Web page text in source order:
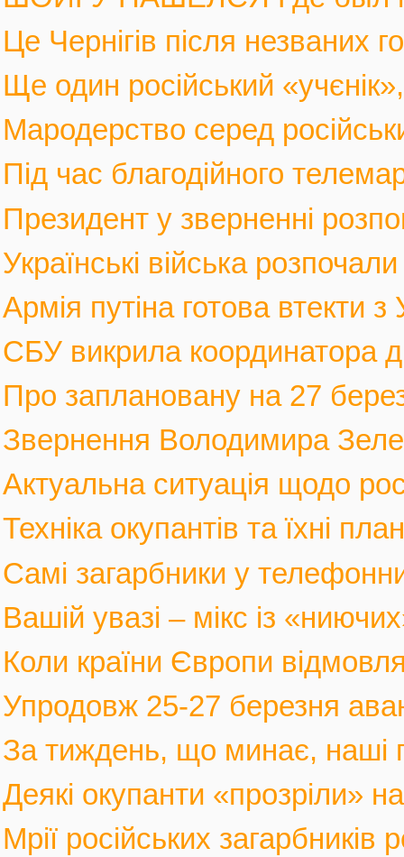
Це Чернігів після незваних
Ще один російський
Мародерство серед
Під час благодійного
Президент у зверненні
Українські війська
Армія путіна готова втекти
СБУ викрила координатора
Про заплановану на 27
Звернення Володимира
Актуальна ситуація щодо
Техніка окупантів та їхні
Самі загарбники у
Вашій увазі – мікс із
Коли країни Європи
Упродовж 25-27 березня
За тиждень, що минає, наші
Деякі окупанти «прозріли»
Мрії російських